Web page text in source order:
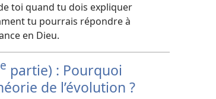
toi quand tu dois expliquer
tu pourrais répondre à
en Dieu.
e partie) : Pourquoi
de l’évolution ?